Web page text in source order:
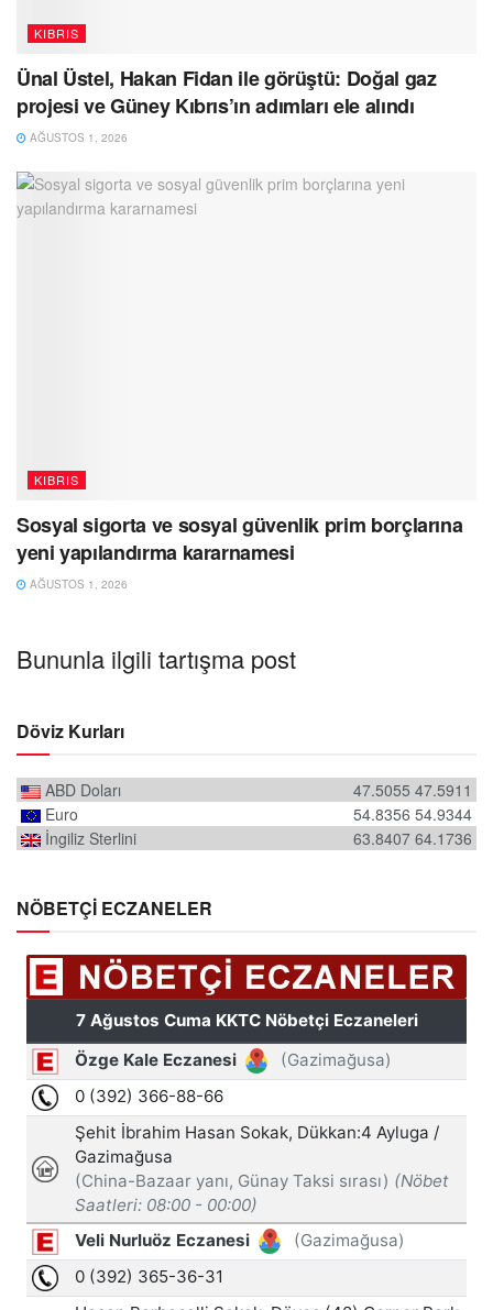
KIBRIS
Ünal Üstel, Hakan Fidan ile görüştü: Doğal gaz
projesi ve Güney Kıbrıs’ın adımları ele alındı
AĞUSTOS 1, 2026
KIBRIS
Sosyal sigorta ve sosyal güvenlik prim borçlarına
yeni yapılandırma kararnamesi
AĞUSTOS 1, 2026
Bununla ilgili tartışma post
Döviz Kurları
ABD Doları 47.5911
47.5055
Euro
54.9344
54.8356
İngiliz Sterlini
64.1736
63.8407
NÖBETÇİ ECZANELER